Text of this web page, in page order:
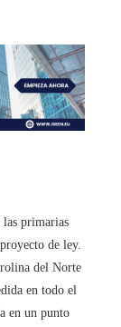
primarias
de ley.
del Norte
en todo el
en un punto